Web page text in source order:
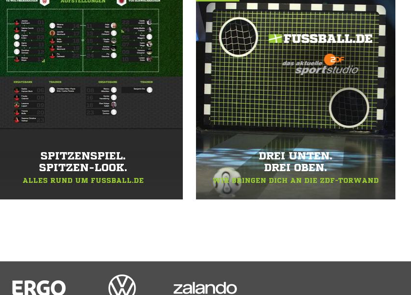
SPITZENSPIEL.
SPITZEN-LOOK.
ALLES RUND UM FUSSBALL.DE
DREI UNTEN.
DREI OBEN.
WIR BRINGEN DICH AN DIE ZDF-TORWAND